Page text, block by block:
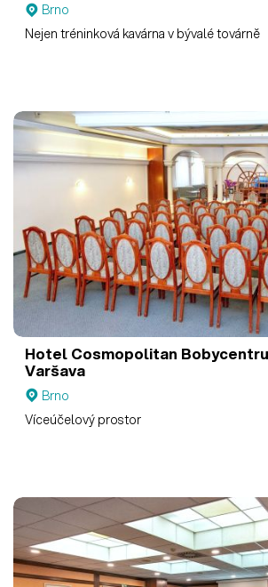
Brno
Nejen tréninková kavárna v bývalé továrně
Hotel Cosmopolitan
Varšava
Brno
Víceúčelový prostor